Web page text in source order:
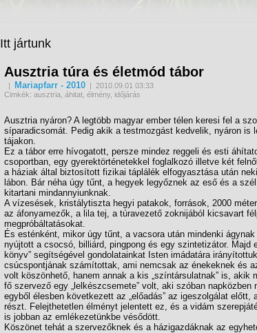
Itt jártunk
Ausztria túra és életmód tábor
| Mariapfarr - 2010 | 2010.09.01 03:33
Cimkék: ausztria, áhitat, élmény, időjárás
Ausztria nyáron? A legtöbb magyar ember télen keresi fel a
síparadicsomát. Pedig akik a testmozgást kedvelik, nyáron is
tájakon.
Ez a tábor erre hívogatott, persze mindez reggeli és esti
csoportban, egy gyerektörténetekkel foglalkozó illetve két
a háziak által biztosított fizikai táplálék elfogyasztása után
lábon. Bár néha úgy tűnt, a hegyek legyőznek az eső és a
kitartani mindannyiunknak.
A vízesések, kristálytiszta hegyi patakok, források, 2000
az áfonyamezők, a lila tej, a túravezető zoknijából kicsavart
megpróbáltatásokat.
És esténként, mikor úgy tűnt, a vacsora után mindenki
nyújtott a csocsó, billiárd, pingpong és egy szintetizátor. Majd
könyv” segítségével gondolatainkat Isten imádatára
csúcspontjának számítottak, ami nemcsak az énekeknek és
volt köszönhető, hanem annak a kis „színtársulatnak” is,
fő szervező egy „lelkészcsemete” volt, aki szóban
egyből élesben következett az „előadás” az igeszolgálat
részt. Felejthetetlen élményt jelentett ez, és a vidám
is jobban az emlékezetünkbe vésődött.
Köszönet tehát a szervezőknek és a házigazdáknak az